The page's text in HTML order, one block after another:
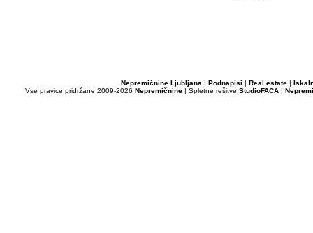
Nepremičnine Ljubljana| Podnapisi | Real estate|
Vse pravice pridržane 2009-2026 Nepremičnine | Spletne rešitve StudioFACA |